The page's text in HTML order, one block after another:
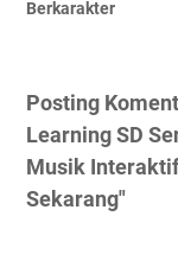
Berkarakter
Posting
Learning SD
Musik
Sekarang"